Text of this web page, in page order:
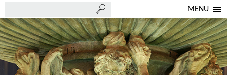
MENU